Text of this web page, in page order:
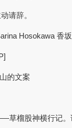
请辞。
Hosokawa 香
的文案
草榴股神横行记。